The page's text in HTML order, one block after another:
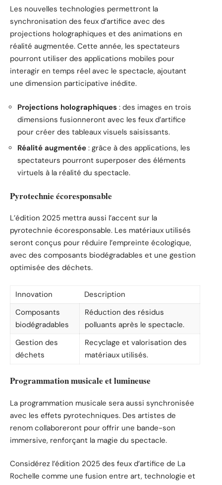
Les nouvelles technologies permettront la
synchronisation des feux d’artifice avec des
projections holographiques et des animations en
réalité augmentée. Cette année, les spectateurs
pourront utiliser des applications mobiles pour
interagir en temps réel avec le spectacle, ajoutant
une dimension participative inédite.
Projections holographiques : des images en trois
dimensions fusionneront avec les feux d’artifice
pour créer des tableaux visuels saisissants.
Réalité augmentée : grâce à des applications, les
spectateurs pourront superposer des éléments
virtuels à la réalité du spectacle.
Pyrotechnie écoresponsable
L’édition 2025 mettra aussi l’accent sur la
pyrotechnie écoresponsable. Les matériaux utilisés
seront conçus pour réduire l’empreinte écologique,
avec des composants biodégradables et une gestion
optimisée des déchets.
Innovation
Description
Composants
biodégradables
Réduction des résidus
polluants après le spectacle.
Gestion des
déchets
Recyclage et valorisation des
matériaux utilisés.
Programmation musicale et lumineuse
La programmation musicale sera aussi synchronisée
avec les effets pyrotechniques. Des artistes de
renom collaboreront pour offrir une bande-son
immersive, renforçant la magie du spectacle.
Considérez l’édition 2025 des feux d’artifice de La
Rochelle comme une fusion entre art, technologie et